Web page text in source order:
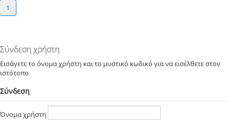
1
Σύνδεση χρήστη
Εισάγετε το όνομα χρήστη και το μυστικό κωδικό για να εισέλθετε στον
ιστότοπο
Σύνδεση
Όνομα χρήστη